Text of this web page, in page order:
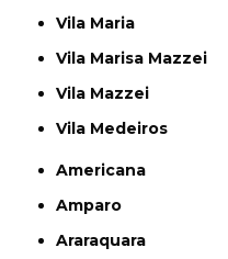
Vila Maria
Vila Marisa Mazzei
Vila Mazzei
Vila Medeiros
Americana
Amparo
Araraquara